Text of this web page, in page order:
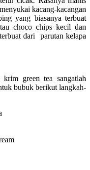
kacang-kacangan
yang biasanya terbuat
choco chips kecil dan
dari parutan kelapa
green tea sangatlah
bubuk berikut langkah-